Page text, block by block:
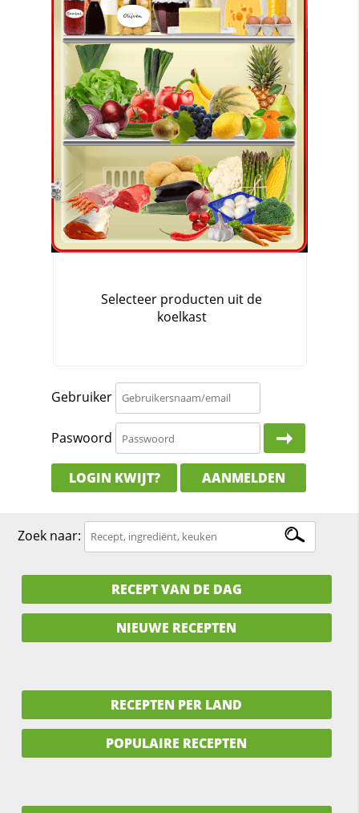
Gebruiker
Paswoord
LOGIN KWIJT? AANMELDEN
Zoek naar:
RECEPT VAN DE DAG
NIEUWE RECEPTEN
RECEPTEN PER LAND
POPULAIRE RECEPTEN